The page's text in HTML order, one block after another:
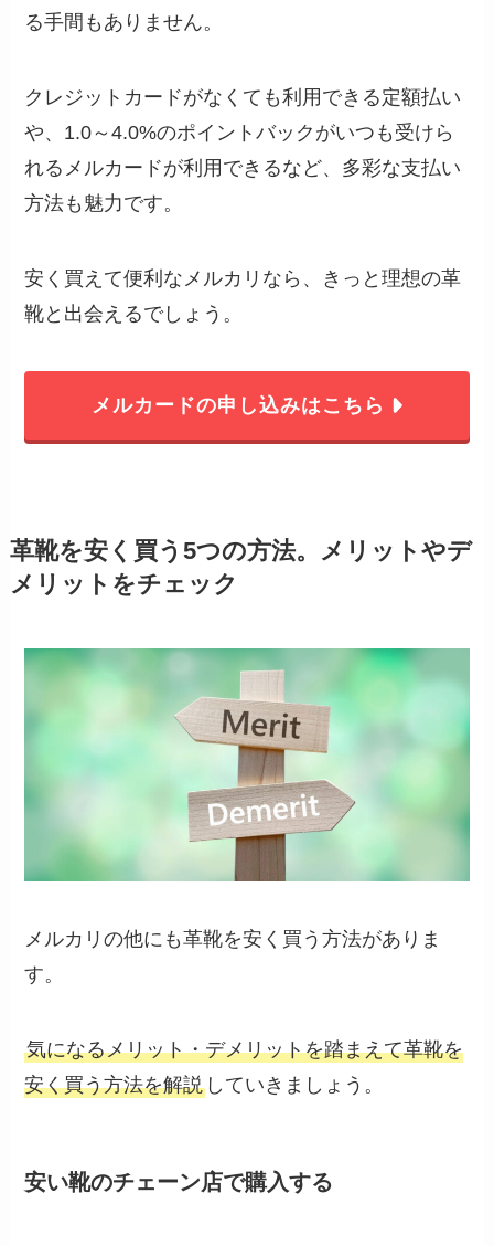
る手間もありません。
クレジットカードがなくても利用できる定額払い
や、1.0～4.0%のポイントバックがいつも受けら
れるメルカードが利用できるなど、多彩な支払い
方法も魅力です。
安く買えて便利なメルカリなら、きっと理想の革
靴と出会えるでしょう。
メルカードの申し込みはこちら
革靴を安く買う5つの方法。メリットやデ
メリットをチェック
メルカリの他にも革靴を安く買う方法がありま
す。
気になるメリット・デメリットを踏まえて革靴を
安く買う方法を解説 していきましょう。
安い靴のチェーン店で購入する